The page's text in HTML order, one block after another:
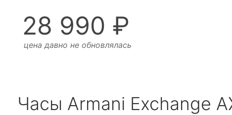
28 990 ₽
цена давно не обновлялась
Часы Armani Exchange